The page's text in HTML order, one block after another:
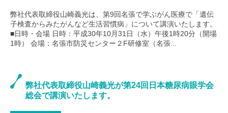
弊社代表取締役山崎義光は、第9回名張で学ぶがん医療で「遺伝
子検査からみたがんなど生活習慣病」について講演いたします。
■日時・会場 日時：平成30年10月31日（水）午後1時20分（開場
1時） 会場：名張市防災センター２F研修室（名張...
弊社代表取締役山崎義光が第24回日本糖尿病眼学会
総会で講演いたします。